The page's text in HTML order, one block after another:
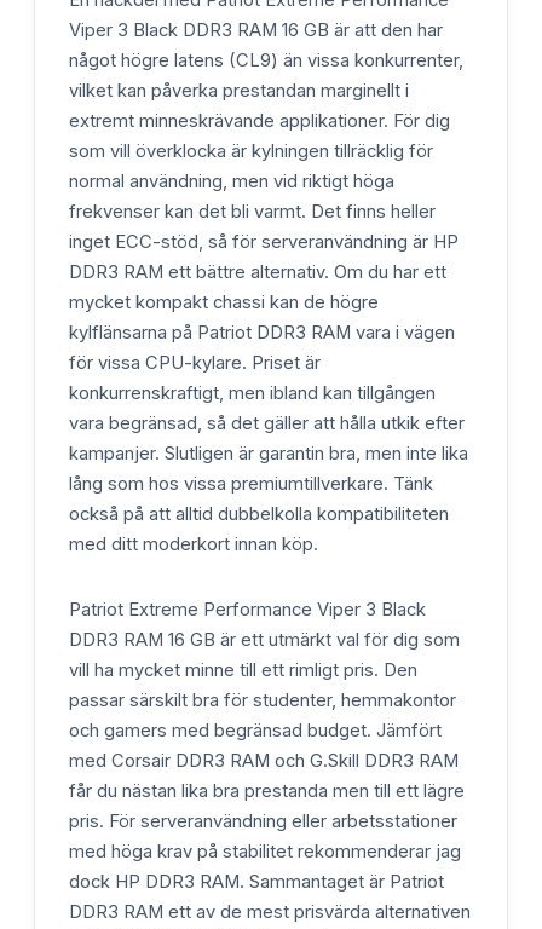
Viper 3 Black DDR3 RAM 16 GB är att den har
något högre latens (CL9) än vissa konkurrenter,
vilket kan påverka prestandan marginellt i
extremt minneskrävande applikationer. För dig
som vill överklocka är kylningen tillräcklig för
normal användning, men vid riktigt höga
frekvenser kan det bli varmt. Det finns heller
inget ECC-stöd, så för serveranvändning är HP
DDR3 RAM ett bättre alternativ. Om du har ett
mycket kompakt chassi kan de högre
kylflänsarna på Patriot DDR3 RAM vara i vägen
för vissa CPU-kylare. Priset är
konkurrenskraftigt, men ibland kan tillgången
vara begränsad, så det gäller att hålla utkik efter
kampanjer. Slutligen är garantin bra, men inte lika
lång som hos vissa premiumtillverkare. Tänk
också på att alltid dubbelkolla kompatibiliteten
med ditt moderkort innan köp.
Patriot Extreme Performance Viper 3 Black
DDR3 RAM 16 GB är ett utmärkt val för dig som
vill ha mycket minne till ett rimligt pris. Den
passar särskilt bra för studenter, hemmakontor
och gamers med begränsad budget. Jämfört
med Corsair DDR3 RAM och G.Skill DDR3 RAM
får du nästan lika bra prestanda men till ett lägre
pris. För serveranvändning eller arbetsstationer
med höga krav på stabilitet rekommenderar jag
dock HP DDR3 RAM. Sammantaget är Patriot
DDR3 RAM ett av de mest prisvärda alternativen